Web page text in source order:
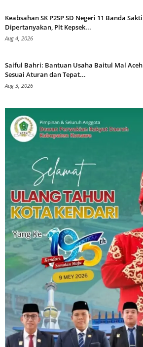
Keabsahan SK P2SP SD Negeri 11 Banda Sakti
Dipertanyakan, Plt Kepsek...
Aug 4, 2026
Saiful Bahri: Bantuan Usaha Baitul Mal Aceh
Sesuai Aturan dan Tepat...
Aug 3, 2026